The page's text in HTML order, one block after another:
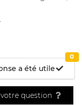
a été utile
0
votre question